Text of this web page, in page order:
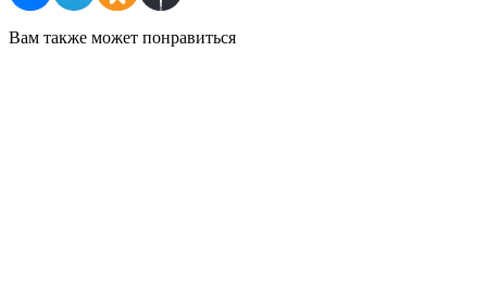
Вам также может понравиться